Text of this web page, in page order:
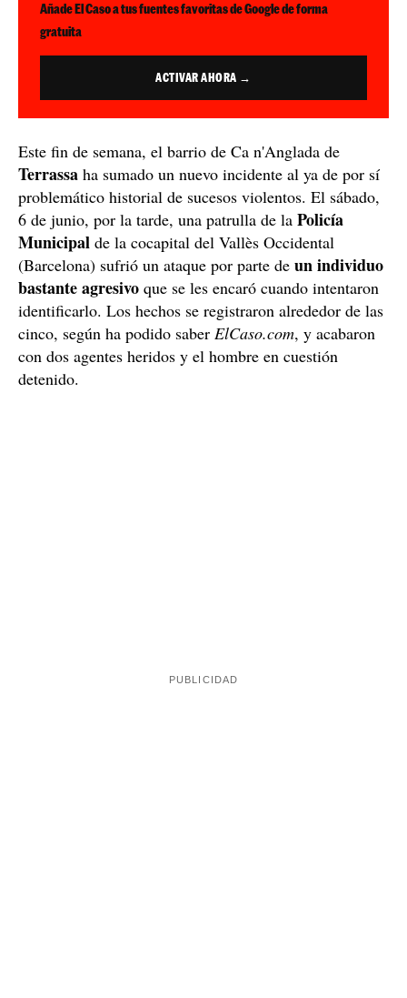
Añade El Caso a tus fuentes favoritas de Google de forma
gratuita
ACTIVAR AHORA →
Este fin de semana, el barrio de Ca n'Anglada de
Terrassa ha sumado un nuevo incidente al ya de por sí
problemático historial de sucesos violentos. El sábado,
6 de junio, por la tarde, una patrulla de la Policía
Municipal de la cocapital del Vallès Occidental
(Barcelona) sufrió un ataque por parte de un individuo
bastante agresivo que se les encaró cuando intentaron
identificarlo. Los hechos se registraron alrededor de las
cinco, según ha podido saber ElCaso.com, y acabaron
con dos agentes heridos y el hombre en cuestión
detenido.